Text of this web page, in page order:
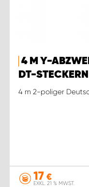
4 M Y-
DT-STECKERN
4 m 2-poliger
17 €
EXKL. 21 % MWST.